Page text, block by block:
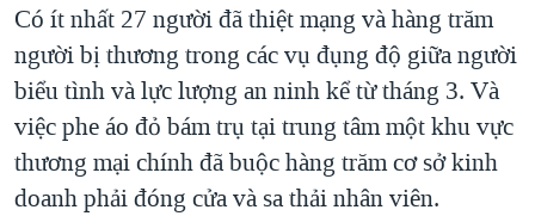
Có ít nhất 27 người đã thiệt mạng và hàng trăm
người bị thương trong các vụ đụng độ giữa người
biểu tình và lực lượng an ninh kể từ tháng 3. Và
việc phe áo đỏ bám trụ tại trung tâm một khu vực
thương mại chính đã buộc hàng trăm cơ sở kinh
doanh phải đóng cửa và sa thải nhân viên.